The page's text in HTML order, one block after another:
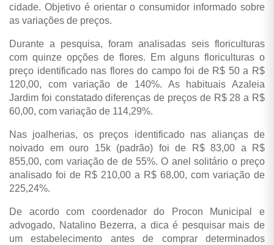
cidade. Objetivo é orientar o consumidor informado sobre
as variações de preços.
Durante a pesquisa, foram analisadas seis floriculturas
com quinze opções de flores. Em alguns floriculturas o
preço identificado nas flores do campo foi de R$ 50 a R$
120,00, com variação de 140%. As habituais Azaleia
Jardim foi constatado diferenças de preços de R$ 28 a R$
60,00, com variação de 114,29%.
Nas joalherias, os preços identificado nas alianças de
noivado em ouro 15k (padrão) foi de R$ 83,00 a R$
855,00, com variação de de 55%. O anel solitário o preço
analisado foi de R$ 210,00 a R$ 68,00, com variação de
225,24%.
De acordo com coordenador do Procon Municipal e
advogado, Natalino Bezerra, a dica é pesquisar mais de
um estabelecimento antes de comprar determinados